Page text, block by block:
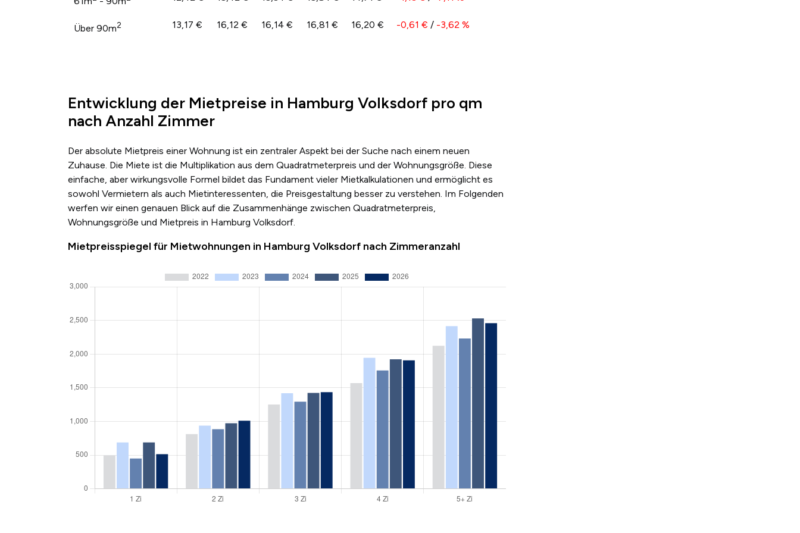
Über 90m2 13,17 € 16,12 € 16,14 € 16,81 € 16,20 € -0,61 € / -3,62 %
Entwicklung der Mietpreise in Hamburg Volksdorf pro qm
nach Anzahl Zimmer
Der absolute Mietpreis einer Wohnung ist ein zentraler Aspekt bei der Suche nach einem neuen
Zuhause. Die Miete ist die Multiplikation aus dem Quadratmeterpreis und der Wohnungsgröße. Diese
einfache, aber wirkungsvolle Formel bildet das Fundament vieler Mietkalkulationen und ermöglicht es
sowohl Vermietern als auch Mietinteressenten, die Preisgestaltung besser zu verstehen. Im Folgenden
werfen wir einen genauen Blick auf die Zusammenhänge zwischen Quadratmeterpreis,
Wohnungsgröße und Mietpreis in Hamburg Volksdorf.
Mietpreisspiegel für Mietwohnungen in Hamburg Volksdorf nach Zimmeranzahl